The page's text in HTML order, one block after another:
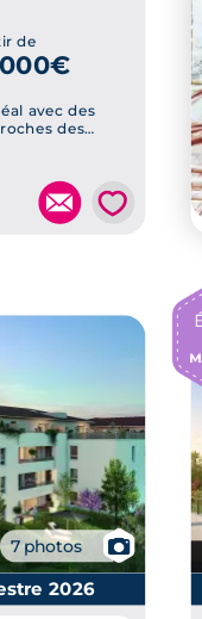
de
000€
avec des
des
normes
💗
7 photos 📷
2026